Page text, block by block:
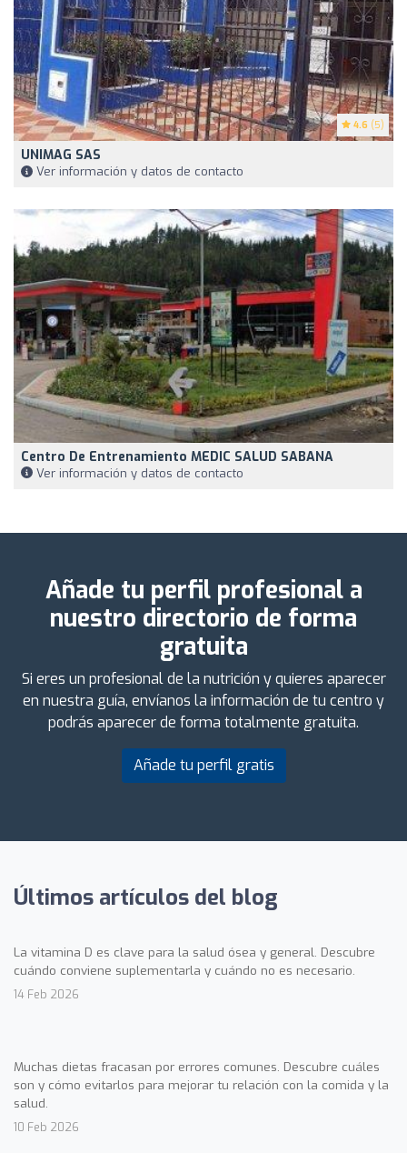
4.6 (5)
UNIMAG SAS
Ver información y datos de contacto
Centro De Entrenamiento MEDIC SALUD SABANA
Ver información y datos de contacto
Añade tu perfil profesional a
nuestro directorio de forma
gratuita
Si eres un profesional de la nutrición y quieres aparecer
en nuestra guía, envíanos la información de tu centro y
podrás aparecer de forma totalmente gratuita.
Añade tu perfil gratis
Últimos artículos del blog
La vitamina D es clave para la salud ósea y general. Descubre
cuándo conviene suplementarla y cuándo no es necesario.
14 Feb 2026
Muchas dietas fracasan por errores comunes. Descubre cuáles
son y cómo evitarlos para mejorar tu relación con la comida y la
salud.
10 Feb 2026